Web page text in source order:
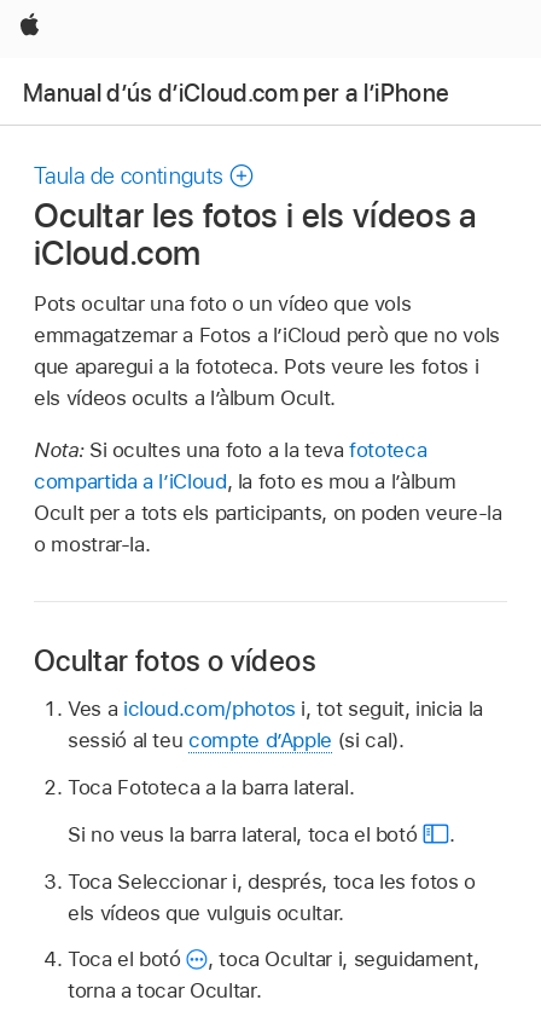
Apple
Manual d’ús d’iCloud.com per a l’iPhone
Taula de continguts
Ocultar les fotos i els vídeos a
iCloud.com
Pots ocultar una foto o un vídeo que vols
emmagatzemar a Fotos a l’iCloud però que no vols
que aparegui a la fototeca. Pots veure les fotos i
els vídeos ocults a l’àlbum Ocult.
Nota: Si ocultes una foto a la tevafototeca
compartida a l’iCloud, la foto es mou a l’àlbum
Ocult per a tots els participants, on poden veure-la
o mostrar-la.
Ocultar fotos o vídeos
Ves a icloud.com/photos i, tot seguit, inicia la
sessió al teucompte d’Apple (si cal).
Toca Fototeca a la barra lateral.
Si no veus la barra lateral, toca el botó
.
Toca Seleccionar i, després, toca les fotos o
els vídeos que vulguis ocultar.
Toca el botó
,toca Ocultar i, seguidament,
torna a tocar Ocultar.